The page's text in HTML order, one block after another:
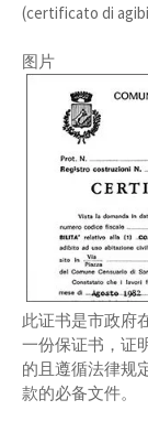
(certificato di
图片
此证书是市政府
一份保证书，证
的且遵循法律规
款的必备文件。